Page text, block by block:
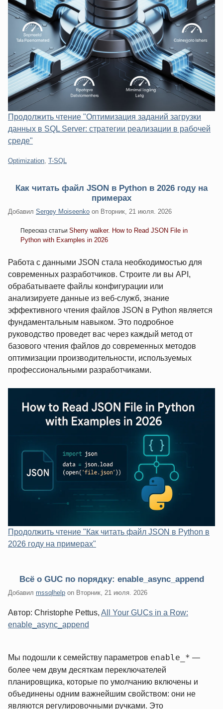
Продолжить чтение "Оптимизация заданий загрузки
данных в SQL Server: стратегии реализации в рабочей
среде"
Категории:
Optimization T-SQL
Как читать файл JSON в Python в 2026 году на
примерах
Добавил Sergey Moiseenko on Вторник, 21 июля. 2026
Пересказ статьи Sherry walker. How to Read JSON File in
Python with Examples in 2026
Работа с данными JSON стала необходимостью для
современных разработчиков. Строите ли вы API,
обрабатываете файлы конфигурации или
анализируете данные из веб-служб, знание
эффективного чтения файлов JSON в Python является
фундаментальным навыком. Это подробное
руководство проведет вас через каждый метод от
базового чтения файлов до современных методов
оптимизации производительности, используемых
профессиональными разработчиками.
Продолжить чтение "Как читать файл JSON в Python в
2026 году на примерах"
Всё о GUC по порядку: enable_async_append
Добавил mssqlhelp on Вторник, 21 июля. 2026
Автор: Christophe Pettus, All Your GUCs in a Row:
enable_async_append
Мы подошли к семейству параметров enable_* —
более чем двум десяткам переключателей
планировщика, которые по умолчанию включены и
объединены одним важнейшим свойством: они не
являются регулировочными ручками. Это